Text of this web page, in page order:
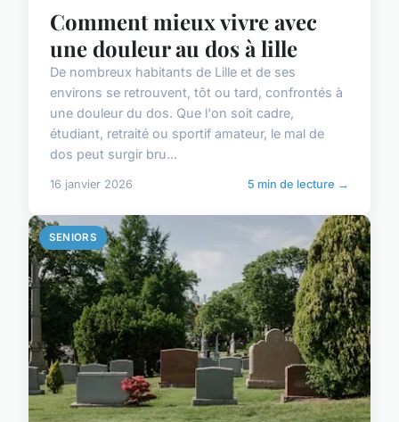
Comment mieux vivre avec
une douleur au dos à lille
De nombreux habitants de Lille et de ses
environs se retrouvent, tôt ou tard, confrontés à
une douleur du dos. Que l'on soit cadre,
étudiant, retraité ou sportif amateur, le mal de
dos peut surgir bru...
16 janvier 2026 5 min de lecture →
SENIORS